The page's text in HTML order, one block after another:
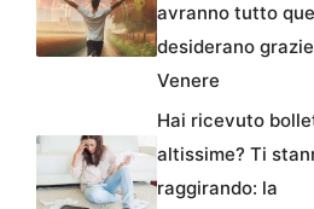
avranno tutto
desiderano
Venere
Hai ricevuto
altissime? Ti
raggirando: la